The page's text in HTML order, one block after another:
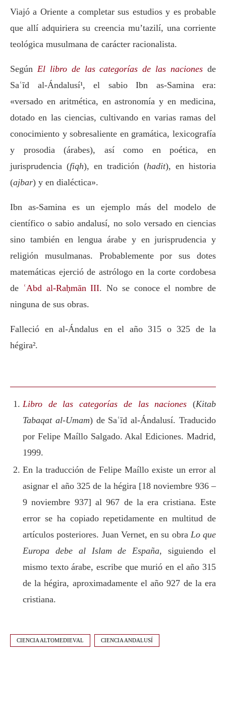
Viajó a Oriente a completar sus estudios y es probable
que allí adquiriera su creencia mu’tazilí, una corriente
teológica musulmana de carácter racionalista.
Según El libro de las categorías de las naciones de
Saʿīd al-Ándalusí¹, el sabio Ibn as-Samina era:
«versado en aritmética, en astronomía y en medicina,
dotado en las ciencias, cultivando en varias ramas del
conocimiento y sobresaliente en gramática, lexicografía
y prosodia (árabes), así como en poética, en
jurisprudencia (fiqh), en tradición (hadit), en historia
(ajbar) y en dialéctica».
Ibn as-Samina es un ejemplo más del modelo de
científico o sabio andalusí, no solo versado en ciencias
sino también en lengua árabe y en jurisprudencia y
religión musulmanas. Probablemente por sus dotes
matemáticas ejerció de astrólogo en la corte cordobesa
de ʿAbd al-Raḥmān III. No se conoce el nombre de
ninguna de sus obras.
Falleció en al-Ándalus en el año 315 o 325 de la
hégira².
Libro de las categorías de las naciones (Kitab
Tabaqat al-Umam) de Saʿīd al-Ándalusí. Traducido
por Felipe Maíllo Salgado. Akal Ediciones. Madrid,
1999.
En la traducción de Felipe Maíllo existe un error al
asignar el año 325 de la hégira [18 noviembre 936 –
9 noviembre 937] al 967 de la era cristiana. Este
error se ha copiado repetidamente en multitud de
artículos posteriores. Juan Vernet, en su obra Lo que
Europa debe al Islam de España, siguiendo el
mismo texto árabe, escribe que murió en el año 315
de la hégira, aproximadamente el año 927 de la era
cristiana.
CIENCIA ALTOMEDIEVAL CIENCIA ANDALUSÍ